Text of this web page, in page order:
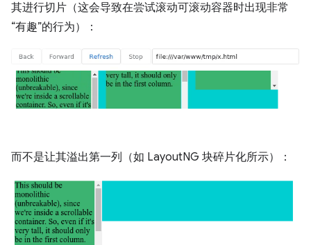
其进行切片（这会导致在尝试滚动可滚动容器时出现非常
“有趣”的行为）：
而不是让其溢出第一列（如 LayoutNG 块碎片化所示）：